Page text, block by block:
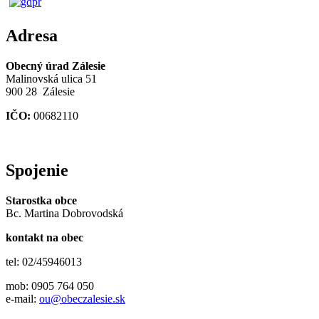
Adresa
Obecný úrad Zálesie
Malinovská ulica 51
900 28 Zálesie
IČO: 00682110
Spojenie
Starostka obce
Bc. Martina Dobrovodská
kontakt na obec
tel: 02/45946013
mob: 0905 764 050
e-mail: ou@obeczalesie.sk